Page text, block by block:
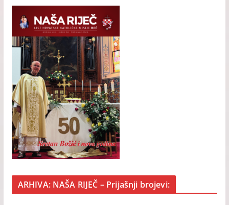
ARHIVA: NAŠA RIJEČ – Prijašnji brojevi: